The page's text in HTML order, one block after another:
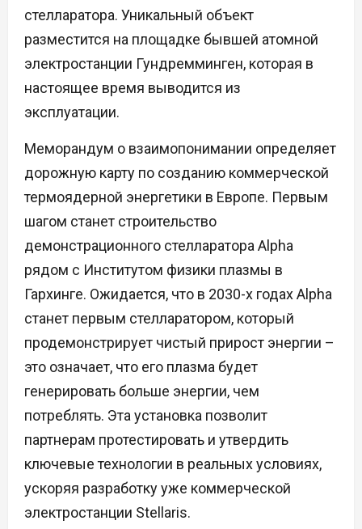
стелларатора. Уникальный объект
разместится на площадке бывшей атомной
электростанции Гундремминген, которая в
настоящее время выводится из
эксплуатации.
Меморандум о взаимопонимании определяет
дорожную карту по созданию коммерческой
термоядерной энергетики в Европе. Первым
шагом станет строительство
демонстрационного стелларатора Alpha
рядом с Институтом физики плазмы в
Гархинге. Ожидается, что в 2030-х годах Alpha
станет первым стелларатором, который
продемонстрирует чистый прирост энергии –
это означает, что его плазма будет
генерировать больше энергии, чем
потреблять. Эта установка позволит
партнерам протестировать и утвердить
ключевые технологии в реальных условиях,
ускоряя разработку уже коммерческой
электростанции Stellaris.